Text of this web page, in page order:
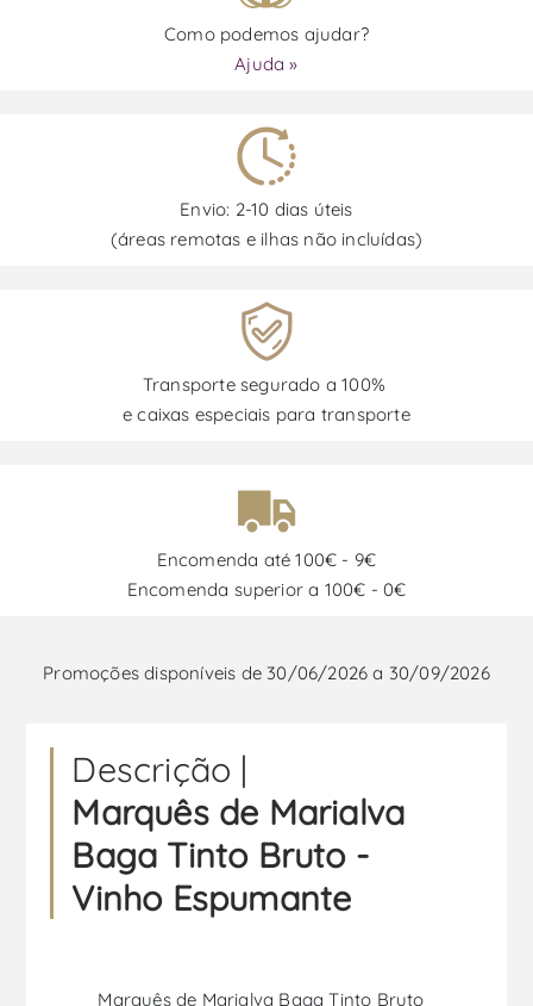
Como podemos ajudar?
Ajuda »
Envio: 2-10 dias úteis
(áreas remotas e ilhas não incluídas)
Transporte segurado a 100%
e caixas especiais para transporte
Encomenda até 100€ - 9€
Encomenda superior a 100€ - 0€
Promoções disponíveis de 30/06/2026 a 30/09/2026
Descrição |
Marquês de Marialva
Baga Tinto Bruto -
Vinho Espumante
Marquês de Marialva Baga Tinto Bruto